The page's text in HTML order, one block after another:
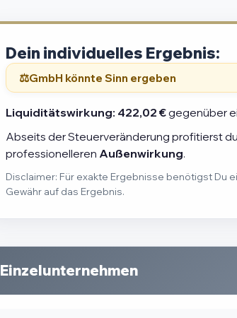
Dein individuelles Ergebnis:
GmbH könnte Sinn ergeben
Liquiditätswirkung: 422,02 €gegenüber
Abseits der Steuerveränderung profitierst
professionelleren Außenwirkung.
Disclaimer: Für exakte Ergebnisse benötigst Du
Gewähr auf das Ergebnis.
Einzelunternehmen